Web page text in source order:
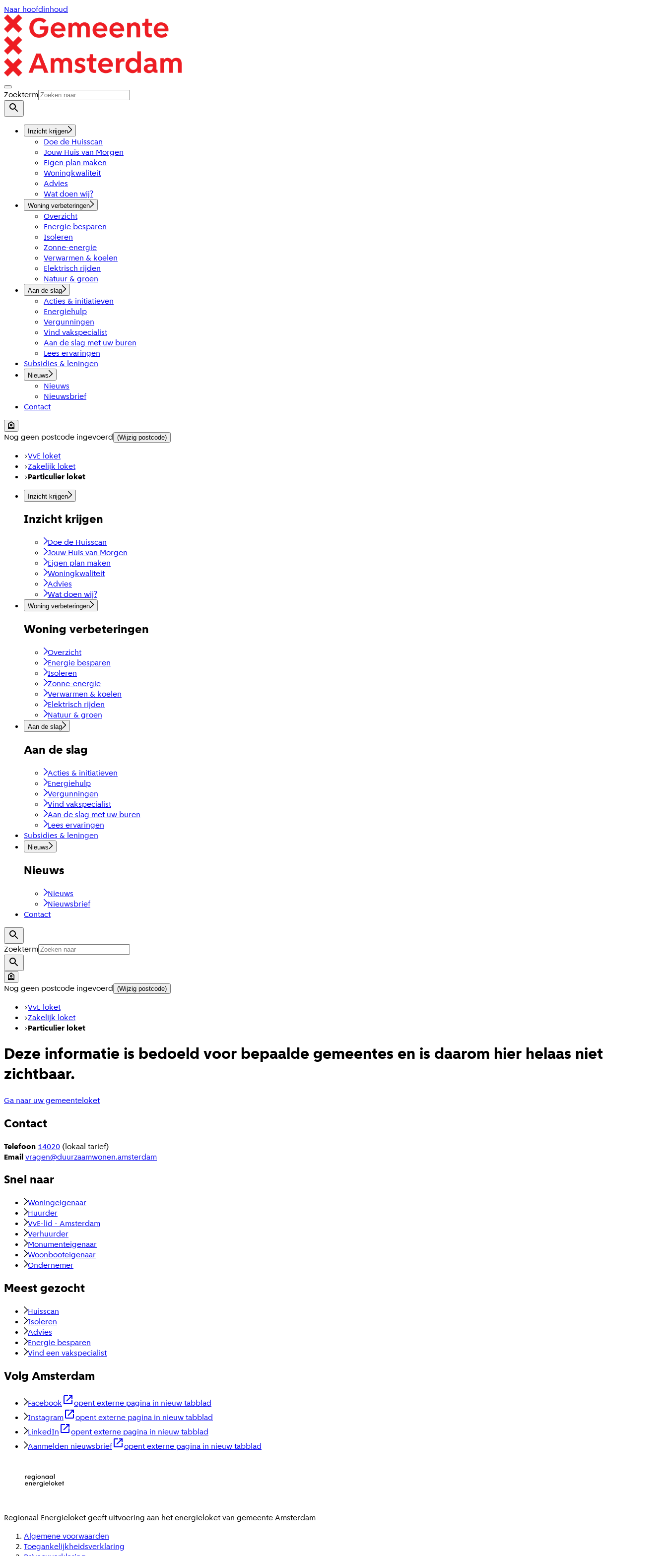
Naar hoofdinhoud
Zoekterm
Inzicht krijgen
Doe de Huisscan
Jouw Huis van Morgen
Eigen plan maken
Woningkwaliteit
Advies
Wat doen wij?
Woning verbeteringen
Overzicht
Energie besparen
Isoleren
Zonne-energie
Verwarmen & koelen
Elektrisch rijden
Natuur & groen
Aan de slag
Acties & initiatieven
Energiehulp
Vergunningen
Vind vakspecialist
Aan de slag met uw buren
Lees ervaringen
Subsidies & leningen
Nieuws
Nieuws
Nieuwsbrief
Contact
Nog geen postcode ingevoerd (Wijzig postcode)
VvE loket
Zakelijk loket
Particulier loket
Inzicht krijgen
Inzicht krijgen
Doe de Huisscan
Jouw Huis van Morgen
Eigen plan maken
Woningkwaliteit
Advies
Wat doen wij?
Woning verbeteringen
Woning verbeteringen
Overzicht
Energie besparen
Isoleren
Zonne-energie
Verwarmen & koelen
Elektrisch rijden
Natuur & groen
Aan de slag
Aan de slag
Acties & initiatieven
Energiehulp
Vergunningen
Vind vakspecialist
Aan de slag met uw buren
Lees ervaringen
Subsidies & leningen
Nieuws
Nieuws
Nieuws
Nieuwsbrief
Contact
Zoekterm
Nog geen postcode ingevoerd (Wijzig postcode)
VvE loket
Zakelijk loket
Particulier loket
Deze informatie is bedoeld voor bepaalde gemeentes en is daarom hier helaas niet
zichtbaar.
Ga naar uw gemeenteloket
Contact
Telefoon 14020 (lokaal tarief)
Emailvragen@duurzaamwonen.amsterdam
Snel naar
Woningeigenaar
Huurder
VvE-lid - Amsterdam
Verhuurder
Monumenteigenaar
Woonbooteigenaar
Ondernemer
Meest gezocht
Huisscan
Isoleren
Advies
Energie besparen
Vind een vakspecialist
Volg Amsterdam
Facebook
opent externe pagina in nieuw tabblad
Instagram
opent externe pagina in nieuw tabblad
LinkedIn
opent externe pagina in nieuw tabblad
Aanmelden nieuwsbrief
opent externe pagina in nieuw tabblad
Regionaal Energieloketgeeft uitvoering aan het energieloket van gemeenteAmsterdam
Algemene voorwaarden
Toegankelijkheidsverklaring